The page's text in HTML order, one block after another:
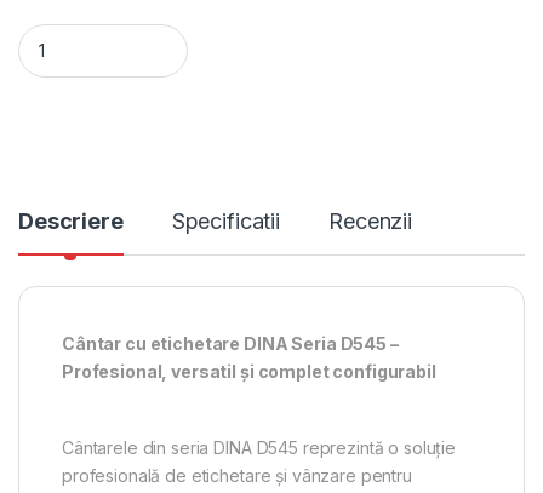
Cantar cu etichetare DINA D545D 15P Double Body, 15Kg,
Descriere Specificatii Recenzii
Cântar cu etichetare DINA Seria D545 –
Profesional, versatil și complet configurabil
Cântarele din seria DINA D545 reprezintă o soluție
profesională de etichetare și vânzare pentru